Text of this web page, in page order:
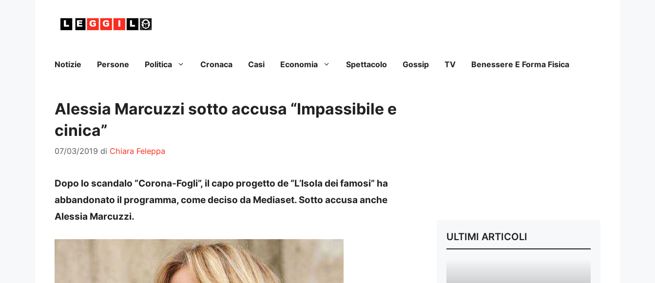
Notizie Persone Politica Cronaca Casi Economia Spettacolo Gossip TV Benessere E Forma Fisica
Alessia Marcuzzi sotto accusa “Impassibile e
cinica”
07/03/2019 di Chiara Feleppa
Dopo lo scandalo “Corona-Fogli”, il capo progetto de “L’Isola dei famosi” ha
abbandonato il programma, come deciso da Mediaset. Sotto accusa anche
Alessia Marcuzzi.
ULTIMI ARTICOLI